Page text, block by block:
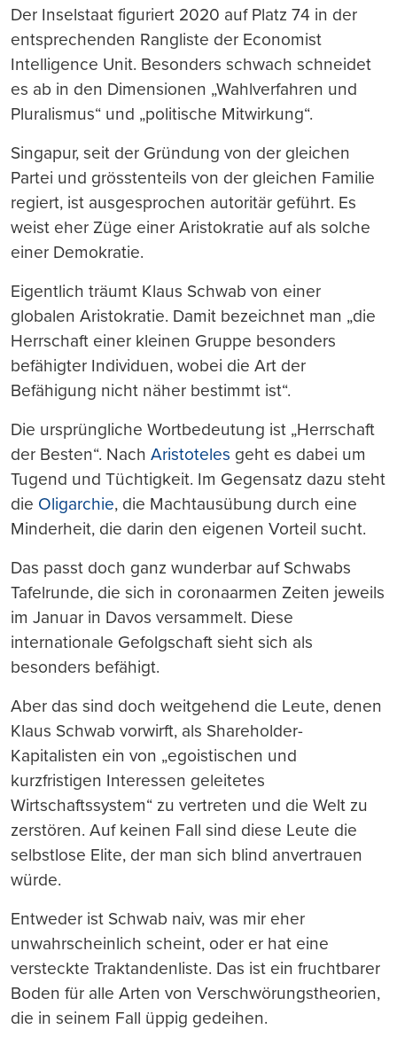
Der Inselstaat figuriert 2020 auf Platz 74 in der
entsprechenden Rangliste der Economist
Intelligence Unit. Besonders schwach schneidet
es ab in den Dimensionen „Wahlverfahren und
Pluralismus“ und „politische Mitwirkung“.
Singapur, seit der Gründung von der gleichen
Partei und grösstenteils von der gleichen Familie
regiert, ist ausgesprochen autoritär geführt. Es
weist eher Züge einer Aristokratie auf als solche
einer Demokratie.
Eigentlich träumt Klaus Schwab von einer
globalen Aristokratie. Damit bezeichnet man „die
Herrschaft einer kleinen Gruppe besonders
befähigter Individuen, wobei die Art der
Befähigung nicht näher bestimmt ist“.
Die ursprüngliche Wortbedeutung ist „Herrschaft
der Besten“. Nach Aristoteles geht es dabei um
Tugend und Tüchtigkeit. Im Gegensatz dazu steht
die Oligarchie, die Machtausübung durch eine
Minderheit, die darin den eigenen Vorteil sucht.
Das passt doch ganz wunderbar auf Schwabs
Tafelrunde, die sich in coronaarmen Zeiten jeweils
im Januar in Davos versammelt. Diese
internationale Gefolgschaft sieht sich als
besonders befähigt.
Aber das sind doch weitgehend die Leute, denen
Klaus Schwab vorwirft, als Shareholder-
Kapitalisten ein von „egoistischen und
kurzfristigen Interessen geleitetes
Wirtschaftssystem“ zu vertreten und die Welt zu
zerstören. Auf keinen Fall sind diese Leute die
selbstlose Elite, der man sich blind anvertrauen
würde.
Entweder ist Schwab naiv, was mir eher
unwahrscheinlich scheint, oder er hat eine
versteckte Traktandenliste. Das ist ein fruchtbarer
Boden für alle Arten von Verschwörungstheorien,
die in seinem Fall üppig gedeihen.